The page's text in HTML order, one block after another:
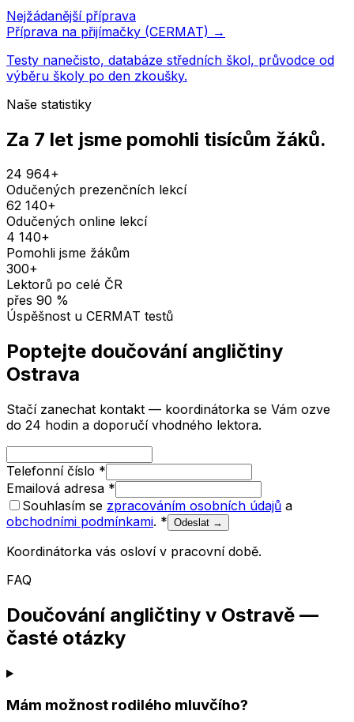
Nejžádanější příprava
Příprava na přijímačky (CERMAT) →
Testy nanečisto, databáze středních škol, průvodce od
výběru školy po den zkoušky.
Naše statistiky
Za 7 let jsme pomohli tisícům žáků.
24 964+
Odučených prezenčních lekcí
62 140+
Odučených online lekcí
4 140+
Pomohli jsme žákům
300+
Lektorů po celé ČR
přes 90 %
Úspěšnost u CERMAT testů
Poptejte doučování angličtiny
Ostrava
Stačí zanechat kontakt — koordinátorka se Vám ozve
do 24 hodin a doporučí vhodného lektora.
Telefonní číslo *
Emailová adresa *
Souhlasím se zpracováním osobních údajů a
obchodními podmínkami. * Odeslat →
Koordinátorka vás osloví v pracovní době.
FAQ
Doučování angličtiny v Ostravě —
časté otázky
Mám možnost rodilého mluvčího?